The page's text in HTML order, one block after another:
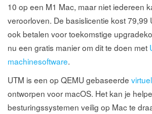
10 op een M1 Mac, maar niet iedereen
veroorloven. De basislicentie kost 79,99
ook betalen voor toekomstige
nu een gratis manier om dit te doen met
machinesoftware.
UTM is een op QEMU gebaseerde
ontworpen voor macOS. Het kan je
besturingssystemen veilig op Mac te